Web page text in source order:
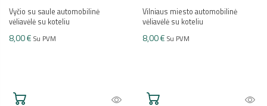
Vyčio su saule automobilinė
vėliavėlė su koteliu
8,00 € Su PVM
Vilniaus miesto automobilinė
vėliavėlė su koteliu
8,00 € Su PVM